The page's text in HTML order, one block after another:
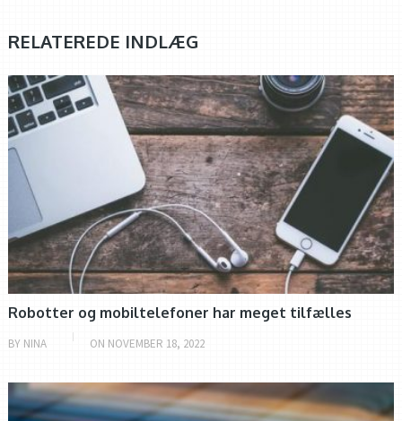
RELATEREDE INDLÆG
ROBOTTER GENNEM TIDERNE
Robotter og mobiltelefoner har meget tilfælles
BY NINA ON NOVEMBER 18, 2022
ROBOTTER GENNEM TIDERNE